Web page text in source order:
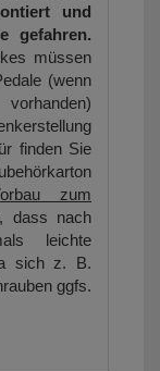
und
gefahren.
müssen
(wenn
finden Sie
zum
dass nach
leichte
sich z. B.
ggfs.